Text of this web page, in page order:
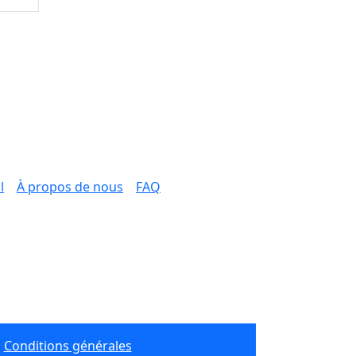
À propos de nous FAQ
Conditions générales